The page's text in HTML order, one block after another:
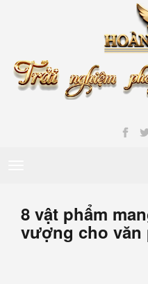
8 vật phẩm
vượng cho văn